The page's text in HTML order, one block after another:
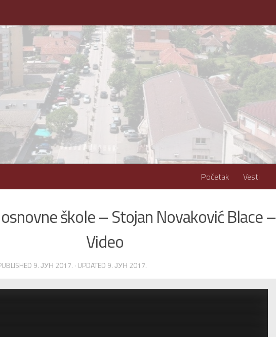
Početak Vesti
škole – Stojan Novaković Blace –
Video
9. ЈУН 2017. · UPDATED 9. ЈУН 2017.